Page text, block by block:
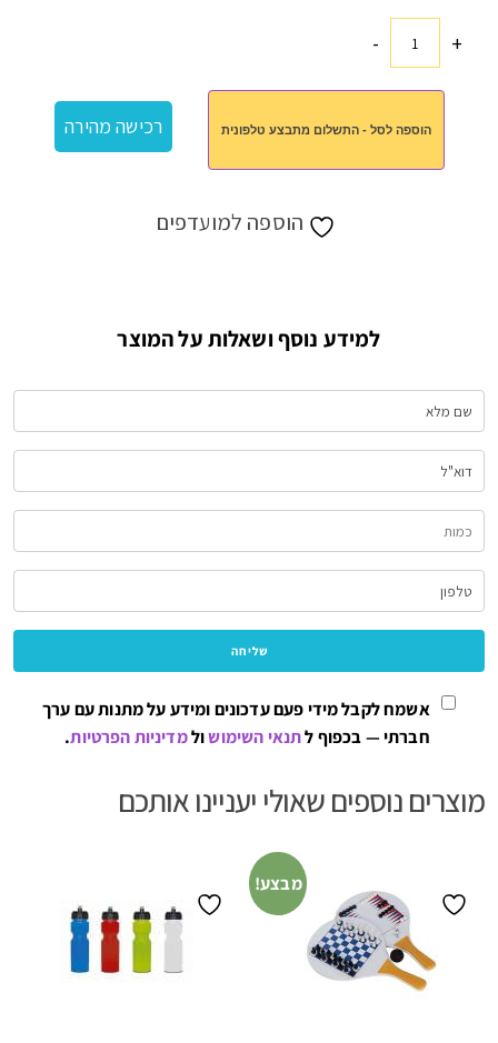
+כמות
טעינה
-
הוספה לסל - התשלום מתבצע טלפונית רכישה מהירה
הוספה למועדפים
למידע נוסף ושאלות על המוצר
אשמח לקבל מידי פעם עדכונים ומידע על מתנות עם ערך
חברתי — בכפוף לתנאי השימושולמדיניות הפרטיות.
מוצרים נוספים שאולי יעניינו אותכם
מבצע!